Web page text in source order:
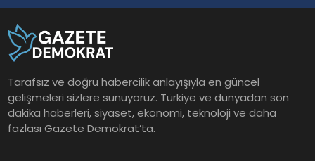
Tarafsız ve doğru habercilik anlayışıyla en güncel
gelişmeleri sizlere sunuyoruz. Türkiye ve dünyadan son
dakika haberleri, siyaset, ekonomi, teknoloji ve daha
fazlası Gazete Demokrat’ta.